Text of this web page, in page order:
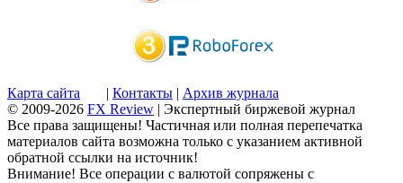
Карта сайта | Контакты | Архив журнала
© 2009-2026 FX Review | Экспертный биржевой журнал
Все права защищены! Частичная или полная перепечатка
материалов сайта возможна только с указанием активной
обратной ссылки на источник!
Внимание! Все операции с валютой сопряжены с